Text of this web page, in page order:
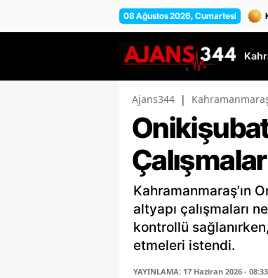
08 Ağustos 2026, Cumartesi
Ajans344 |
Kahramanmaraş’ın
altyapı çalışmaları
kontrollü
etmeleri istendi.
YAYINLAMA: 17 Haziran 2026 - 08:33